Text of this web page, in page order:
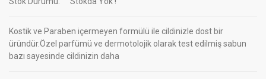
Kostik ve Paraben içermeyen formülü ile cildinizle dost bir
üründür.Özel parfümü ve dermotolojik olarak test edilmiş sabun
bazı sayesinde cildinizin daha